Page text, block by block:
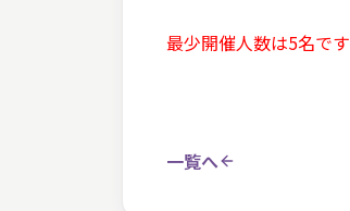
最少開催人数は5名です
一覧へ